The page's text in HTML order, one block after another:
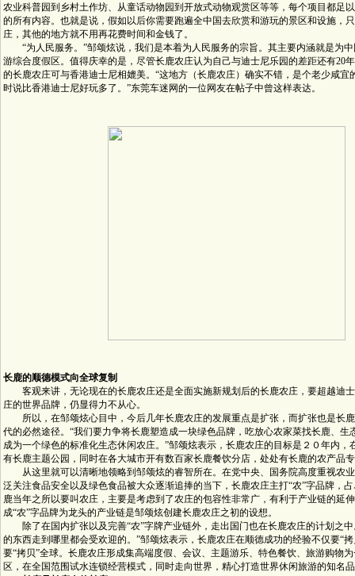
农业科普园到乡村土作坊、从童话动物园到开放式动物观赏区等等，每个项目都足
的所有内容。也就是说，假如以后你需要跑遍全中国去欣赏和游玩的景区和设施，
庄，其他的地方就不用再花费时间和金钱了。
“为人民服务。”邹颂炫说，我们是本着为人民服务的宗旨。其主要内涵就是为中
游综合度假区。值得庆幸的是，尽管长鹿农庄认为自己与迪士尼乐园的差距还有20
的长鹿农庄可与香港迪士尼相媲美。“这地方（长鹿农庄）确实不错，是个老少咸宜
时说比香港迪士尼好玩多了。”东莞车迷网的一位网友在帖子中曾这样表达。
长鹿的顺德模式向全球复制
客观来讲，无论现在的长鹿农庄还是全面实施新规划后的长鹿农庄，要超越迪
庄的世界品牌，仍显得力不从心。
所以，在邹颂炫心目中，今后几年长鹿农庄的发展重点是扩张，而扩张也是长
代的必然途径。“我们要力争将长鹿塑造成一块绿色品牌，吃放心农家菜找长鹿、生
成为一个绿色的标准化生态休闲农庄。”邹颂炫表示，长鹿农庄的目标是２０年内，
有长鹿主题公园，同时在各大城市开有数百家长鹿餐饮分店，处处有长鹿的农产品
从这里就可以清晰地领略到邹颂炫的睿智所在。在党中央、国务院高度重视农
泛关注食品安全以及绿色食品被大众逐渐追捧的当下，长鹿农庄主打“农”字品牌，
鹿当年之所以要叫农庄，主要是考虑到了农庄的包容性非常广，有利于产业链的延
成“农”字品牌为龙头的产业链是邹颂炫创建长鹿农庄之初的设想。
除了在国内扩张以及完善“农”字牌产业链外，走出国门也在长鹿农庄的计划之中
的东西走到哪里都会受欢迎的。”邹颂炫表示，长鹿农庄在顺德成功的经验不仅要“
要“拷贝”全球。长鹿农庄形成集高端度假、会议、主题游乐、特色餐饮、旅游购物
区，在全国范围试水连锁经营模式，同时走向世界，精心打造世界休闲旅游的知名